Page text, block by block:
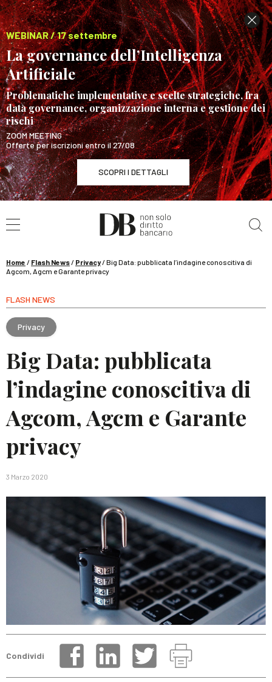
WEBINAR / 17 settembre
La governance dell’Intelligenza
Artificiale
Problematiche implementative e scelte strategiche, fra
data governance, organizzazione interna e gestione dei
rischi
ZOOM MEETING
Offerte per iscrizioni entro il 27/08
SCOPRI I DETTAGLI
WEBINAR / 17 settembre
La governance dell’Intelligenza Artificiale
Home / Flash News/ Privacy/Big Data: pubblicata l’indagine conoscitiva di
Agcom, Agcm e Garante privacy
FLASH NEWS
Privacy
Big Data: pubblicata
l’indagine conoscitiva di
Agcom, Agcm e Garante
privacy
3 Marzo 2020
Condividi